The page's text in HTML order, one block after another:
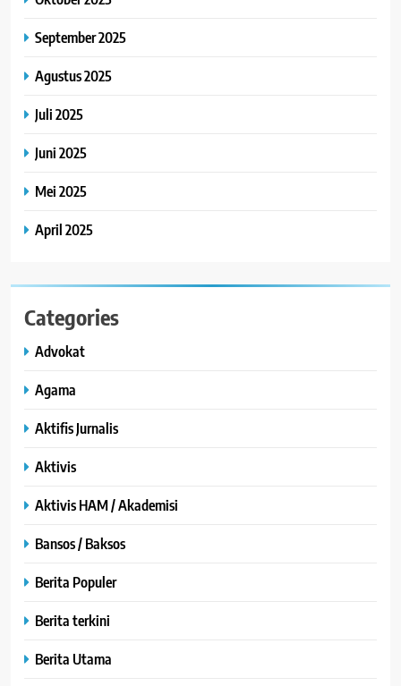
September 2025
Agustus 2025
Juli 2025
Juni 2025
Mei 2025
April 2025
Categories
Advokat
Agama
Aktifis Jurnalis
Aktivis
Aktivis HAM / Akademisi
Bansos / Baksos
Berita Populer
Berita terkini
Berita Utama